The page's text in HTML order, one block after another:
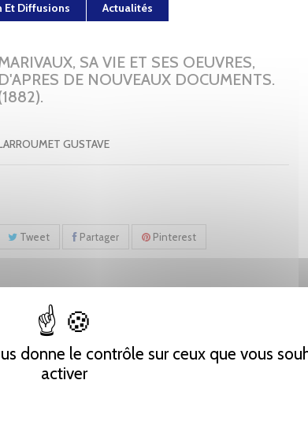
donne le contrôle sur ceux que vous
activer
Et Diffusions Actualités
SA VIE ET SES OEUVRES,
D'APRES DE NOUVEAUX DOCUMENTS.
GUSTAVE
Tweet Partager Pinterest